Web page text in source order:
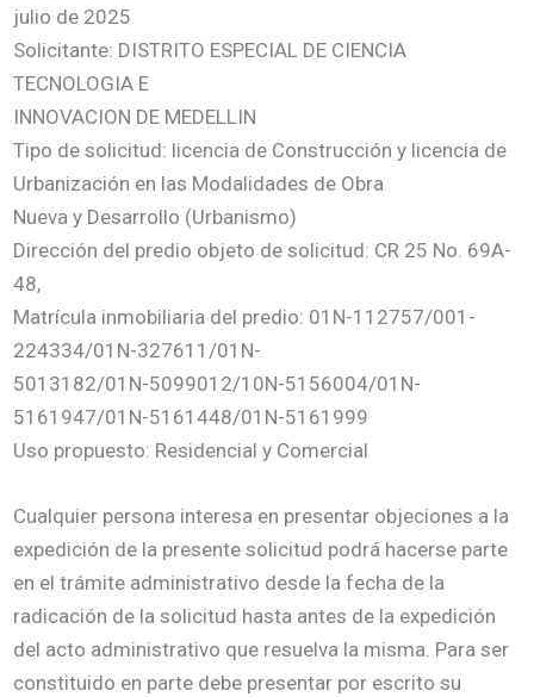
julio de 2025
Solicitante: DISTRITO ESPECIAL DE CIENCIA
TECNOLOGIA E
INNOVACION DE MEDELLIN
Tipo de solicitud: licencia de Construcción y licencia de
Urbanización en las Modalidades de Obra
Nueva y Desarrollo (Urbanismo)
Dirección del predio objeto de solicitud: CR 25 No. 69A-
48,
Matrícula inmobiliaria del predio: 01N-112757/001-
224334/01N-327611/01N-
5013182/01N-5099012/10N-5156004/01N-
5161947/01N-5161448/01N-5161999
Uso propuesto: Residencial y Comercial
Cualquier persona interesa en presentar objeciones a la
expedición de la presente solicitud podrá hacerse parte
en el trámite administrativo desde la fecha de la
radicación de la solicitud hasta antes de la expedición
del acto administrativo que resuelva la misma. Para ser
constituido en parte debe presentar por escrito su